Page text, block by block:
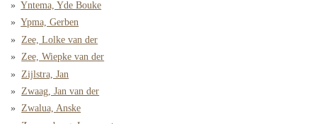
Yntema, Yde Bouke
Ypma, Gerben
Zee, Lolke van der
Zee, Wiepke van der
Zijlstra, Jan
Zwaag, Jan van der
Zwalua, Anske